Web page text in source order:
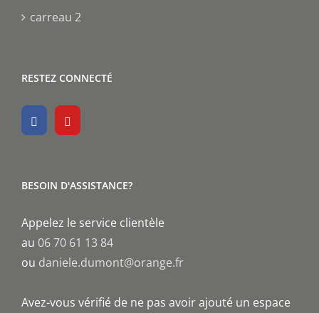
carreau 2
RESTEZ CONNECTÉ
BESOIN D'ASSISTANCE?
Appelez le service clientèle
au 06 70 61 13 84
ou daniele.dumont@orange.fr
Avez-vous vérifié de ne pas avoir ajouté un espace